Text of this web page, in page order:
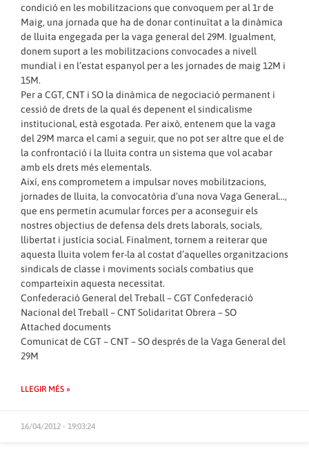
condició en les mobilitzacions que convoquem per al 1r de
Maig, una jornada que ha de donar continuïtat a la dinàmica
de lluita engegada per la vaga general del 29M. Igualment,
donem suport a les mobilitzacions convocades a nivell
mundial i en l’estat espanyol per a les jornades de maig 12M i
15M.
Per a CGT, CNT i SO la dinàmica de negociació permanent i
cessió de drets de la qual és depenent el sindicalisme
institucional, està esgotada. Per això, entenem que la vaga
del 29M marca el camí a seguir, que no pot ser altre que el de
la confrontació i la lluita contra un sistema que vol acabar
amb els drets més elementals.
Així, ens comprometem a impulsar noves mobilitzacions,
jornades de lluita, la convocatòria d’una nova Vaga General…,
que ens permetin acumular forces per a aconseguir els
nostres objectius de defensa dels drets laborals, socials,
llibertat i justícia social. Finalment, tornem a reiterar que
aquesta lluita volem fer-la al costat d’aquelles organitzacions
sindicals de classe i moviments socials combatius que
comparteixin aquesta necessitat.
Confederació General del Treball – CGT Confederació
Nacional del Treball – CNT Solidaritat Obrera – SO
Attached documents
Comunicat de CGT – CNT – SO després de la Vaga General del
29M
LLEGIR MÉS »
16/04/2012 - 19:03:24